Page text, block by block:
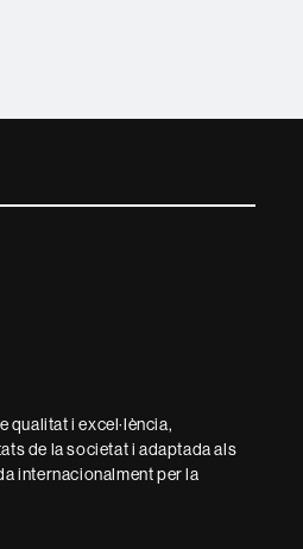
qualitat i excel·lència,
de la societat i adaptada als
internacionalment per la